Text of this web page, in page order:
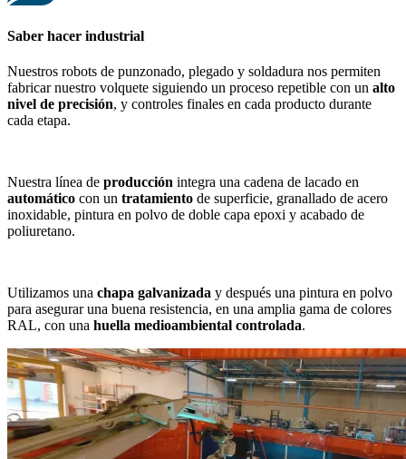
Saber hacer industrial
Nuestros robots de punzonado, plegado y soldadura nos permiten
fabricar nuestro volquete siguiendo un proceso repetible con un alto
nivel de precisión, y controles finales en cada producto durante
cada etapa.
Nuestra línea de producción integra una cadena de lacado en
automático con un tratamiento de superficie, granallado de acero
inoxidable, pintura en polvo de doble capa epoxi y acabado de
poliuretano.
Utilizamos una chapa galvanizada y después una pintura en polvo
para asegurar una buena resistencia, en una amplia gama de colores
RAL, con una huella medioambiental controlada.